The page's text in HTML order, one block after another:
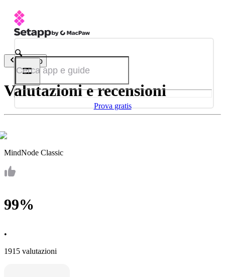
Prova gratis
Indietro
Valutazioni e recensioni
MindNode Classic
99%
•
1915 valutazioni